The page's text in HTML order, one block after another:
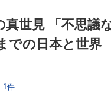
真世見 「不思議
での日本と世界
1件